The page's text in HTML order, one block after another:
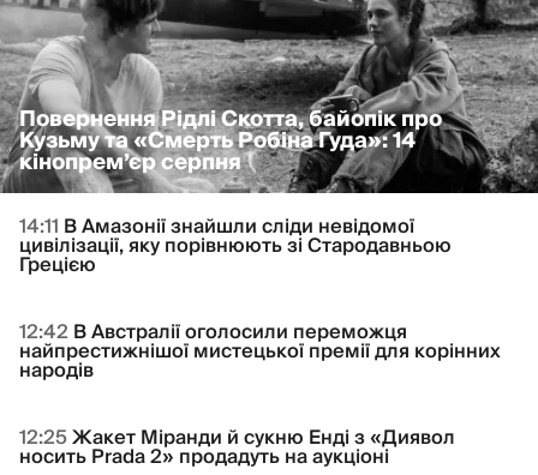
14:11 В Амазонії знайшли сліди невідомої
цивілізації, яку порівнюють зі Стародавньою
Грецією
12:42В Австралії оголосили переможця
найпрестижнішої мистецької премії для корінних
народів
12:25Жакет Міранди й сукню Енді з «Диявол
носить Prada 2» продадуть на аукціоні
Повернення Рідлі Скотта, байопік про
Кузьму та «Смерть Робіна Гуда»: 14
кінопрем’єр серпня